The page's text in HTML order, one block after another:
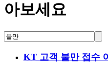
아보세요
KT 고객 불만 접수